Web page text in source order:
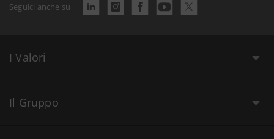
Seguici anche su
I Valori
Il Gruppo